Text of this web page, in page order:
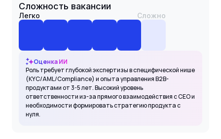
Сложность вакансии
Легко Сложно
Оценка ИИ
Роль требует глубокой экспертизы в специфической нише
(KYC/AML/Compliance) и опыта управления B2B-
продуктами от 3-5 лет. Высокий уровень
ответственности из-за прямого взаимодействия с CEO и
необходимости формировать стратегию продукта с
нуля.